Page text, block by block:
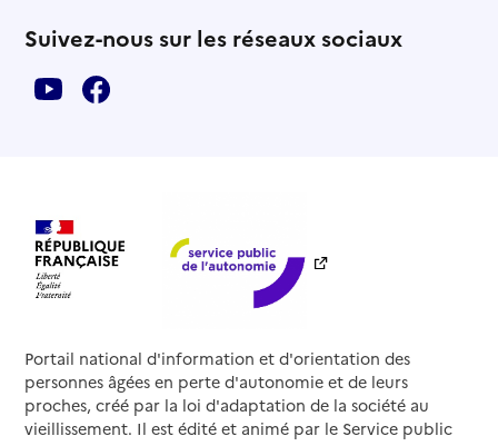
Suivez-nous sur les réseaux sociaux
Portail national d'information et d'orientation des
personnes âgées en perte d'autonomie et de leurs
proches, créé par la loi d'adaptation de la société au
vieillissement. Il est édité et animé par le Service public